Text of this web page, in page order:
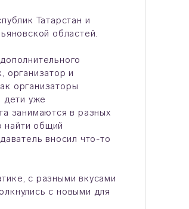
Татарстан и
областей.
организатор и
организаторы
дети уже
занимаются в разных
найти общий
вносил что-то
с разными вкусами
с новыми для